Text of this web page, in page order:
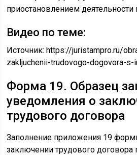
приостановлением деятельности
Видео по теме:
Источник:https://juristampro.ru/
zakljuchenii-trudovogo-dogovora-s-
Форма 19. Образец
уведомления о
трудового договора
Заполнение приложения 19
заключении трудового договора